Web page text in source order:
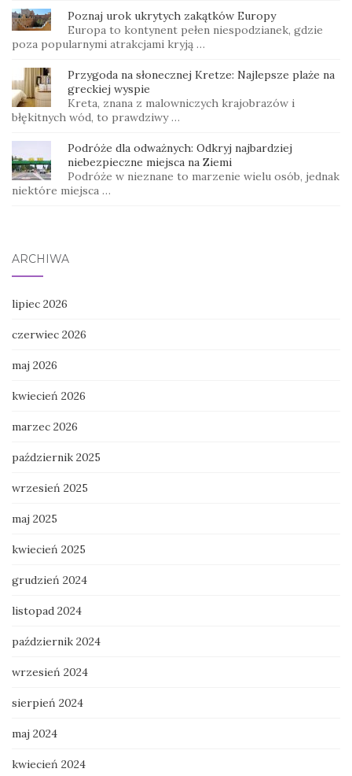
Poznaj urok ukrytych zakątków Europy
Europa to kontynent pełen niespodzianek, gdzie
poza popularnymi atrakcjami kryją …
Przygoda na słonecznej Kretze: Najlepsze plaże na
greckiej wyspie
Kreta, znana z malowniczych krajobrazów i
błękitnych wód, to prawdziwy …
Podróże dla odważnych: Odkryj najbardziej
niebezpieczne miejsca na Ziemi
Podróże w nieznane to marzenie wielu osób, jednak
niektóre miejsca …
ARCHIWA
lipiec 2026
czerwiec 2026
maj 2026
kwiecień 2026
marzec 2026
październik 2025
wrzesień 2025
maj 2025
kwiecień 2025
grudzień 2024
listopad 2024
październik 2024
wrzesień 2024
sierpień 2024
maj 2024
kwiecień 2024